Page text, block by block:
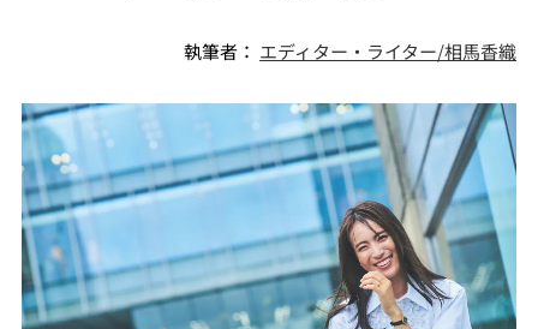
執筆者： エディター・ライター/相馬香織